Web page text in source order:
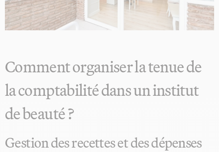
Comment organiser la tenue de
la comptabilité dans un institut
de beauté ?
Gestion des recettes et des dépenses